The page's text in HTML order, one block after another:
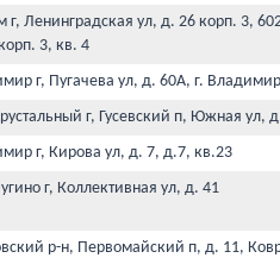
г, Ленинградская ул, д. 26 корп. 3,
3, кв. 4
г, Пугачева ул, д. 60А, г.
г, Гусевский п, Южная ул,
г, Кирова ул, д. 7, д.7, кв.23
г, Коллективная ул, д. 41
р-н, Первомайский п, д. 11,